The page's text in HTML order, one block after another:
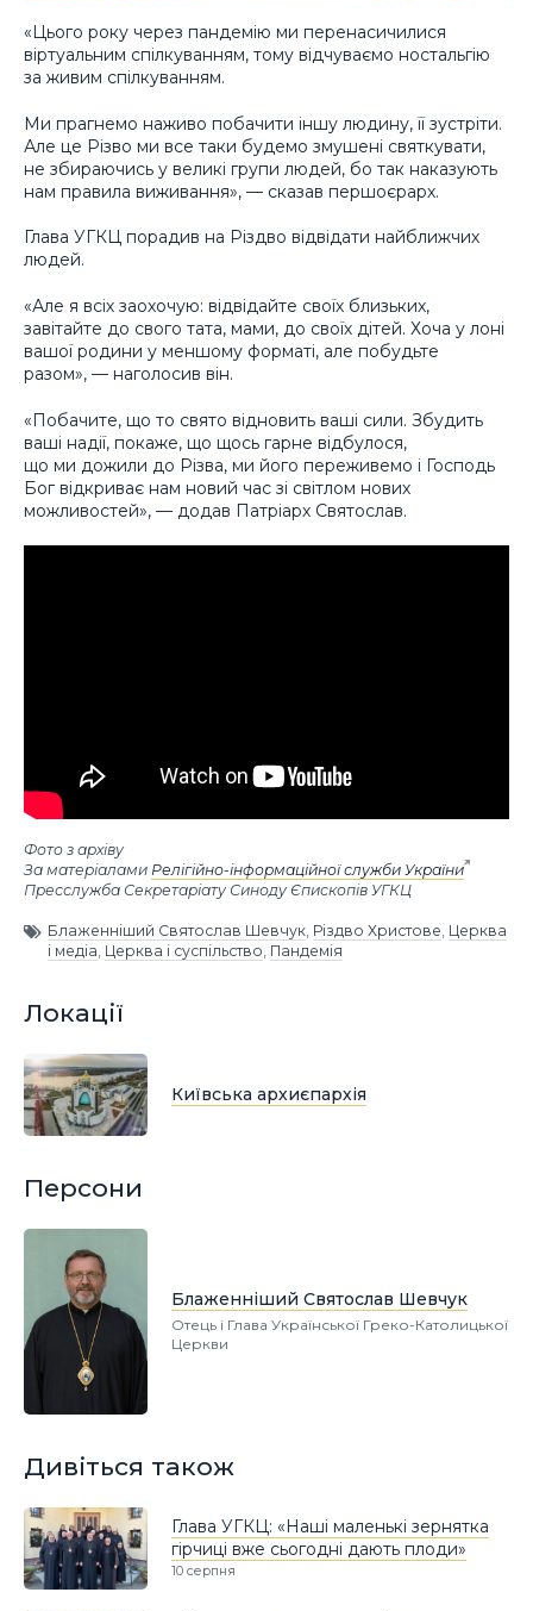
«Цього року через пандемію ми перенасичилися
віртуальним спілкуванням, тому відчуваємо ностальгію
за живим спілкуванням.
Ми прагнемо наживо побачити іншу людину, її зустріти.
Але це Різво ми все таки будемо змушені святкувати,
не збираючись у великі групи людей, бо так наказують
нам правила виживання», — сказав першоєрарх.
Глава УГКЦ порадив на Різдво відвідати найближчих
людей.
«Але я всіх заохочую: відвідайте своїх близьких,
завітайте до свого тата, мами, до своїх дітей. Хоча у лоні
вашої родини у меншому форматі, але побудьте
разом», — наголосив він.
«Побачите, що то свято відновить ваші сили. Збудить
ваші надії, покаже, що щось гарне відбулося,
що ми дожили до Різва, ми його переживемо і Господь
Бог відкриває нам новий час зі світлом нових
можливостей», — додав Патріарх Святослав.
Фото з архіву
За матеріалами Релігійно-інформаційної служби України
Пресслужба Секретаріату Синоду Єпископів УГКЦ
Блаженніший Святослав Шевчук Різдво Христове Церква
і медіа Церква і суспільство Пандемія
Локації
Київська архиєпархія
Персони
Блаженніший Святослав Шевчук
Отець і Глава Української Греко-Католицької
Церкви
Дивіться також
Глава УГКЦ: «Наші маленькі зернятка
гірчиці вже сьогодні дають плоди»
10 серпня